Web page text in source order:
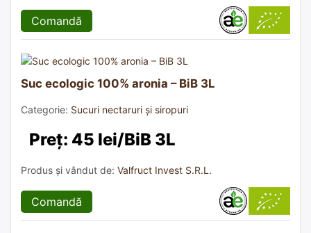
Comandă
Suc ecologic 100% aronia – BiB 3L
Categorie: Sucuri nectaruri și siropuri
Preț: 45 lei/BiB 3L
Produs și vândut de: Valfruct Invest S.R.L.
Comandă